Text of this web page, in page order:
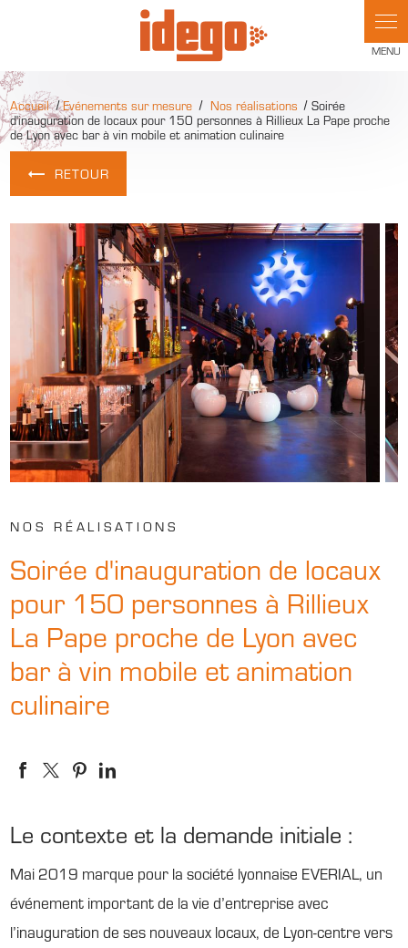
Accueil Evénements sur mesure Nos réalisations
Soirée
d'inauguration de locaux pour 150 personnes à Rillieux La Pape proche
de Lyon avec bar à vin mobile et animation culinaire
RETOUR
NOS RÉALISATIONS
Soirée d'inauguration de locaux
pour 150 personnes à Rillieux
La Pape proche de Lyon avec
bar à vin mobile et animation
culinaire
Le contexte et la demande initiale :
Mai 2019 marque pour la société lyonnaise EVERIAL, un
événement important de la vie d’entreprise avec
l’inauguration de ses nouveaux locaux, de Lyon-centre vers
Panneau de gestion des cookies